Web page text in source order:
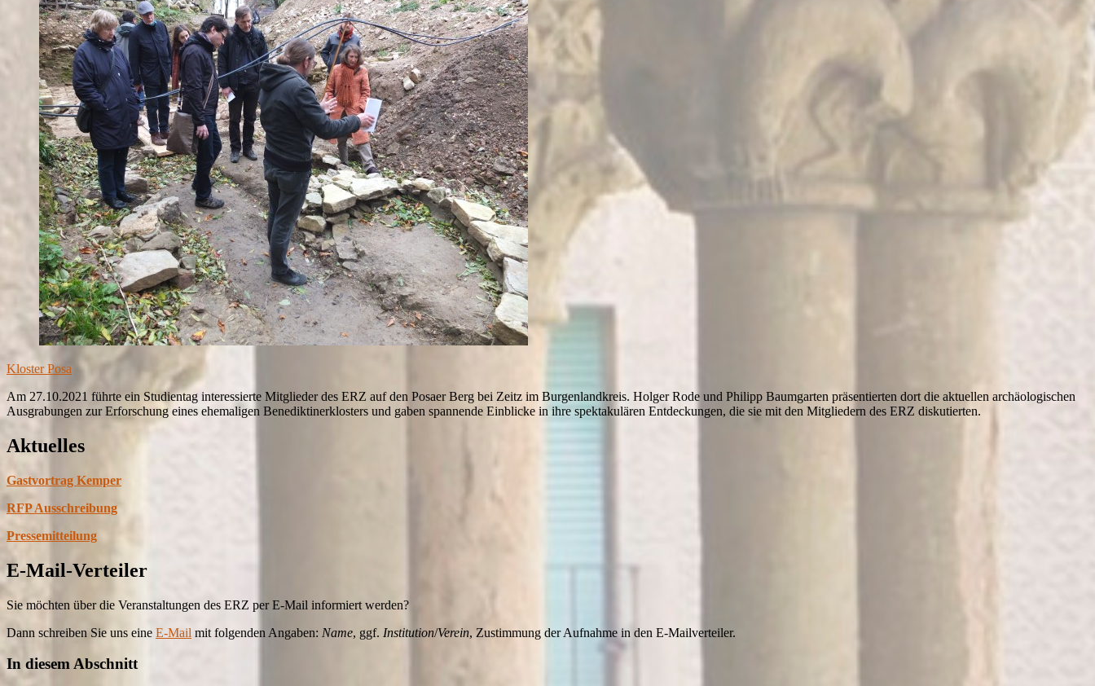
Kloster Posa
Am 27.10.2021 führte ein Studientag interessierte Mitglieder des ERZ auf den Posaer Berg bei Zeitz im Burgenlandkreis. Holger Rode und Philipp Baumgarten präsentierten dort die aktuellen archäologischen
Ausgrabungen zur Erforschung eines ehemaligen Benediktinerklosters und gaben spannende Einblicke in ihre spektakulären Entdeckungen, die sie mit den Mitgliedern des ERZ diskutierten.
Aktuelles
Gastvortrag Kemper
RFP Ausschreibung
Pressemitteilung
E-Mail-Verteiler
Sie möchten über die Veranstaltungen des ERZ per E-Mail informiert werden?
Dann schreiben Sie uns eine E-Mail mit folgenden Angaben: Name, ggf. Institution/Verein, Zustimmung der Aufnahme in den E-Mailverteiler.
In diesem Abschnitt